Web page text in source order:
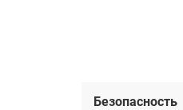
Безопасность